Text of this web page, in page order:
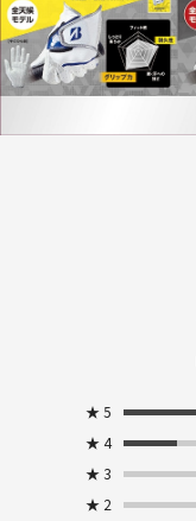
★ 5
★ 4
★ 3
★ 2